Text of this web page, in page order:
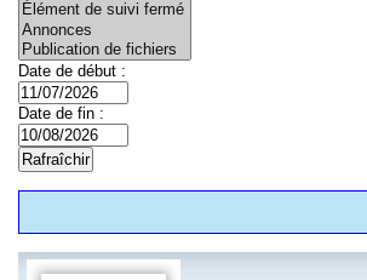
Date de début :
Date de fin :